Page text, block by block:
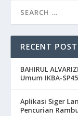
RECENT
BAHIRUL
Umum IKBA-
Aplikasi Siger
Pencurian